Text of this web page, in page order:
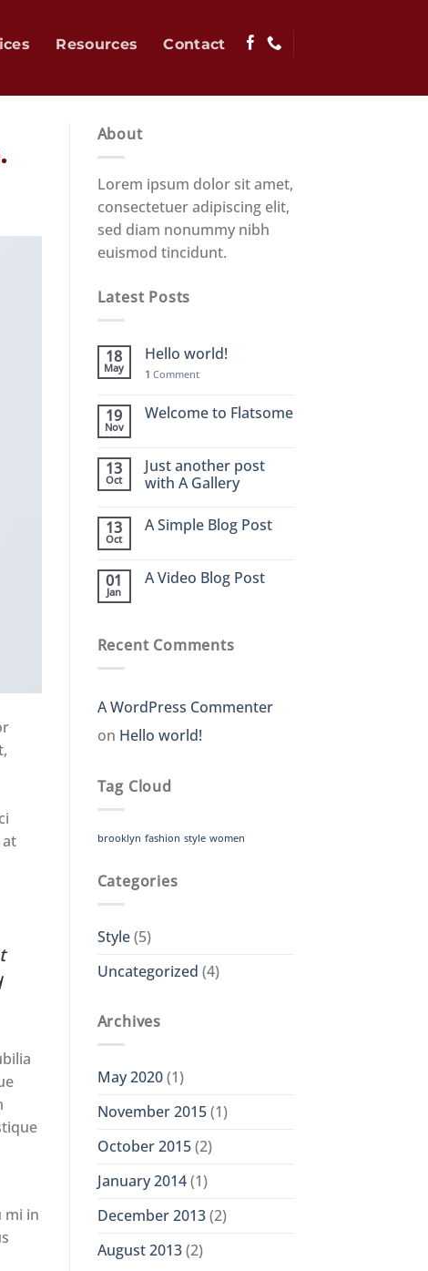
Resources Contact
at
mi in
About
Lorem ipsum dolor sit amet,
consectetuer adipiscing elit,
sed diam nonummy nibh
euismod tincidunt.
Latest Posts
18
May
Hello world!
1 Comment
19
Nov
Welcome to Flatsome
13
Oct
Just another post
with A Gallery
13
Oct
A Simple Blog Post
01
Jan
A Video Blog Post
Recent Comments
A WordPress Commenter
on Hello world!
Tag Cloud
brooklyn fashion style women
Categories
Style(5)
Uncategorized (4)
Archives
May 2020(1)
November 2015(1)
October 2015(2)
January 2014(1)
December 2013(2)
August 2013(2)